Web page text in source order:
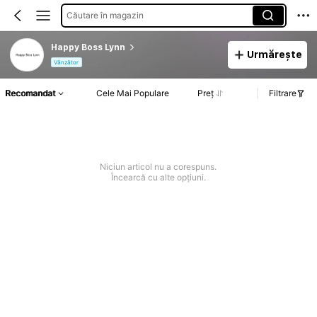
Căutare în magazin
Happy Boss Lynn
Vânzător
Urmărește
Recomandat Cele Mai Populare Preț Filtrare
Niciun articol nu a corespuns.
Încearcă cu alte opțiuni.